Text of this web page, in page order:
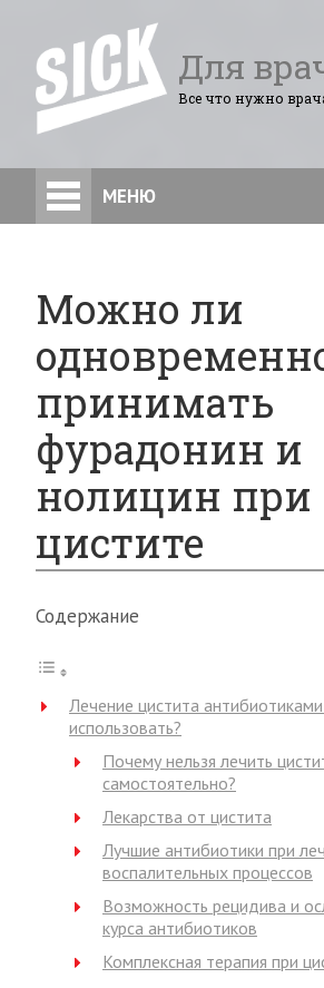
Для
Все что нужно
МЕНЮ
Можно ли
принимать
фурадонин и
нолицин при
цистите
Содержание
Лечение цистита
использовать?
Почему нельзя лечить
самостоятельно?
Лекарства от цистита
Лучшие антибиотики при
воспалительных процессов
Возможность рецидива и
курса антибиотиков
Комплексная терапия при